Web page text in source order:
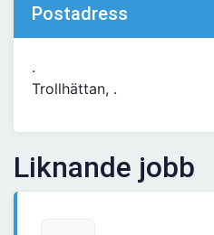
Postadress
.
Trollhättan, .
Liknande jobb